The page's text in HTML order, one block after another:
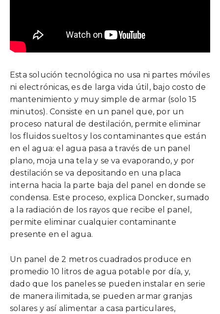
Esta solución tecnológica no usa ni partes móviles
ni electrónicas, es de larga vida útil, bajo costo de
mantenimiento y muy simple de armar (solo 15
minutos). Consiste en un panel que, por un
proceso natural de destilación, permite eliminar
los fluidos sueltos y los contaminantes que están
en el agua: el agua pasa a través de un panel
plano, moja una tela y se va evaporando, y por
destilación se va depositando en una placa
interna hacia la parte baja del panel en donde se
condensa. Este proceso, explica Doncker, sumado
a la radiación de los rayos que recibe el panel,
permite eliminar cualquier contaminante
presente en el agua.
Un panel de 2 metros cuadrados produce en
promedio 10 litros de agua potable por día, y,
dado que los paneles se pueden instalar en serie
de manera ilimitada, se pueden armar granjas
solares y así alimentar a casa particulares,